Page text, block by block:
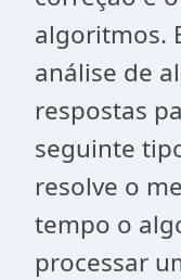
algoritmos.
análise de
respostas
seguinte
resolve o
tempo o
processar